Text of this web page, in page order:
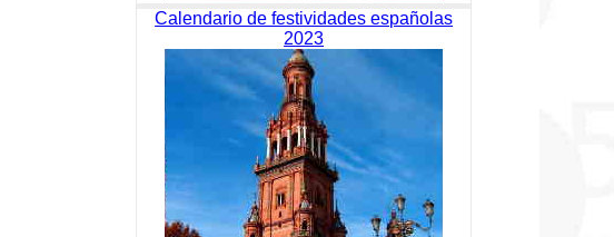
Calendario de festividades españolas
2023